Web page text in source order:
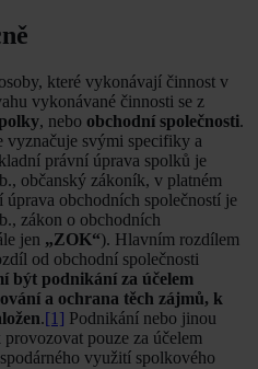
které vykonávají činnost v
vykonávané činnosti se z
, nebo obchodní společnosti.
vyznačuje svými specifiky a
právní úprava spolků je
občanský zákoník, v platném
úprava obchodních společností je
zákon o obchodních
jen „ZOK“). Hlavním rozdílem
od obchodní společnosti
být podnikání za účelem
a ochrana těch zájmů, k
.[1] Podnikání nebo jinou
pouze za účelem
využití spolkového